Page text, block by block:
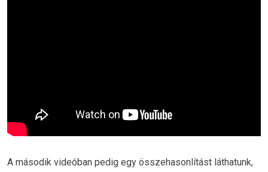
A második videóban pedig egy összehasonlítást láthatunk,